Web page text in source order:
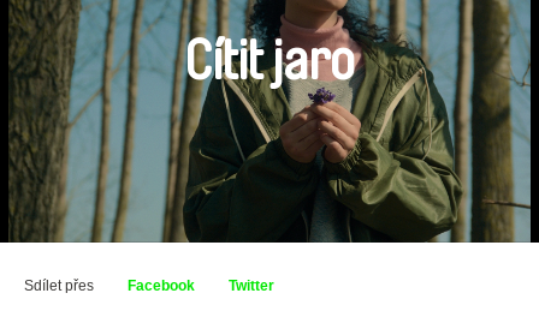
Cítit jaro
Sdílet přes Facebook Twitter